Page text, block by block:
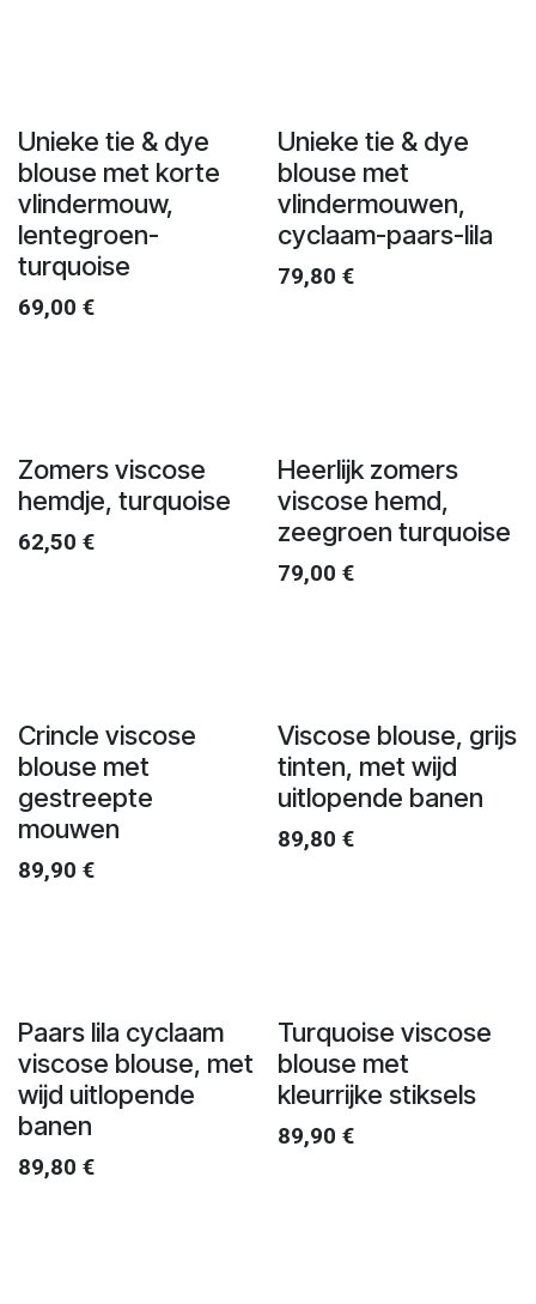
Unieke tie & dye
blouse met korte
vlindermouw,
lentegroen-
turquoise
69,00 €
Unieke tie & dye
blouse met
vlindermouwen,
cyclaam-paars-lila
79,80 €
Zomers viscose
hemdje, turquoise
62,50 €
Heerlijk zomers
viscose hemd,
zeegroen turquoise
79,00 €
Crincle viscose
blouse met
gestreepte
mouwen
89,90 €
Viscose blouse, grijs
tinten, met wijd
uitlopende banen
89,80 €
Paars lila cyclaam
viscose blouse, met
wijd uitlopende
banen
89,80 €
Turquoise viscose
blouse met
kleurrijke stiksels
89,90 €